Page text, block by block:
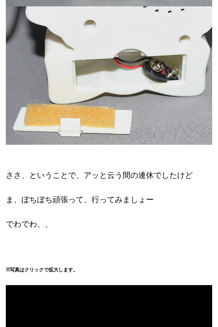
ささ、ということで、アッと云う間の連休でしたけど
ま、ぼちぼち頑張って、行ってみましょー
でわでわ、、
※写真はクリックで拡大します。